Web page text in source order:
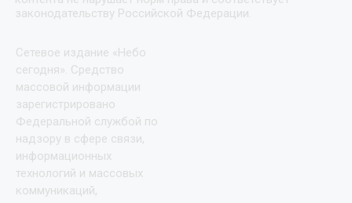
законодательству Российской Федерации.
Сетевое издание «Небо
сегодня». Средство
массовой информации
зарегистрировано
Федеральной службой по
надзору в сфере связи,
информационных
технологий и массовых
коммуникаций,